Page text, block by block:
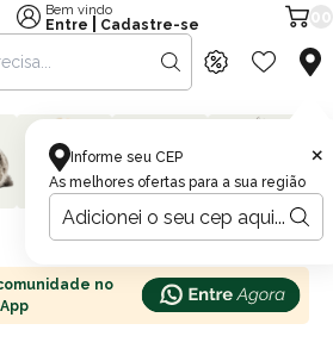
Informe seu CEP
As melhores ofertas para a sua região
×
Bem vindo
Entre
Cadastre-se
Farmácia Pássaro Peixe
no